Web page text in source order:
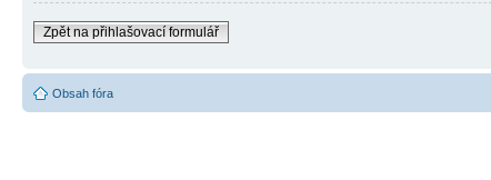
Zpět na přihlašovací formulář
Obsah fóra